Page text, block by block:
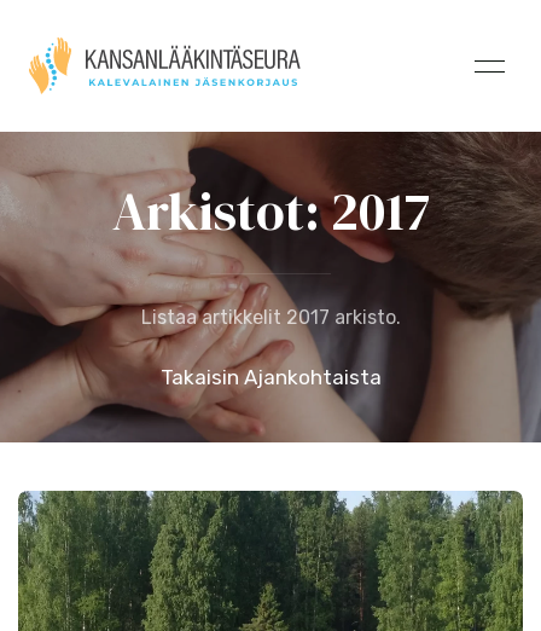
Arkistot: 2017
Listaa artikkelit 2017 arkisto.
Takaisin Ajankohtaista